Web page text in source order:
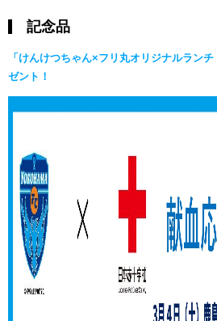
記念品
「けんけつちゃん×フリ丸オリジナルラン
ゼント！